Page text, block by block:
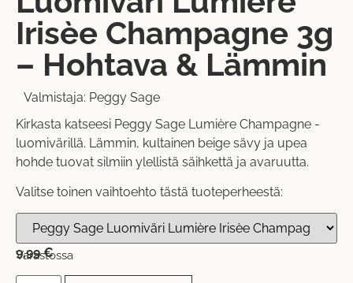
Irisèe Champagne 3g
– Hohtava & Lämmin
Valmistaja: Peggy Sage
Kirkasta katseesi Peggy Sage Lumière Champagne -
luomivärillä. Lämmin, kultainen beige sävy ja upea
hohde tuovat silmiin ylellistä säihkettä ja avaruutta.
Valitse toinen vaihtoehto tästä tuoteperheestä:
9,99€
Varastossa